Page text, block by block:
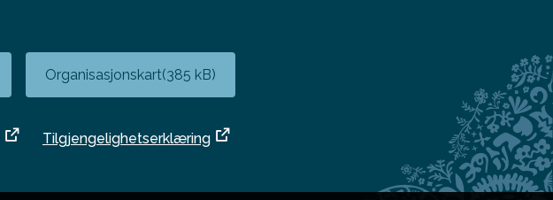
Organisasjonskart(385 kB)
Tilgjengelighetserklæring